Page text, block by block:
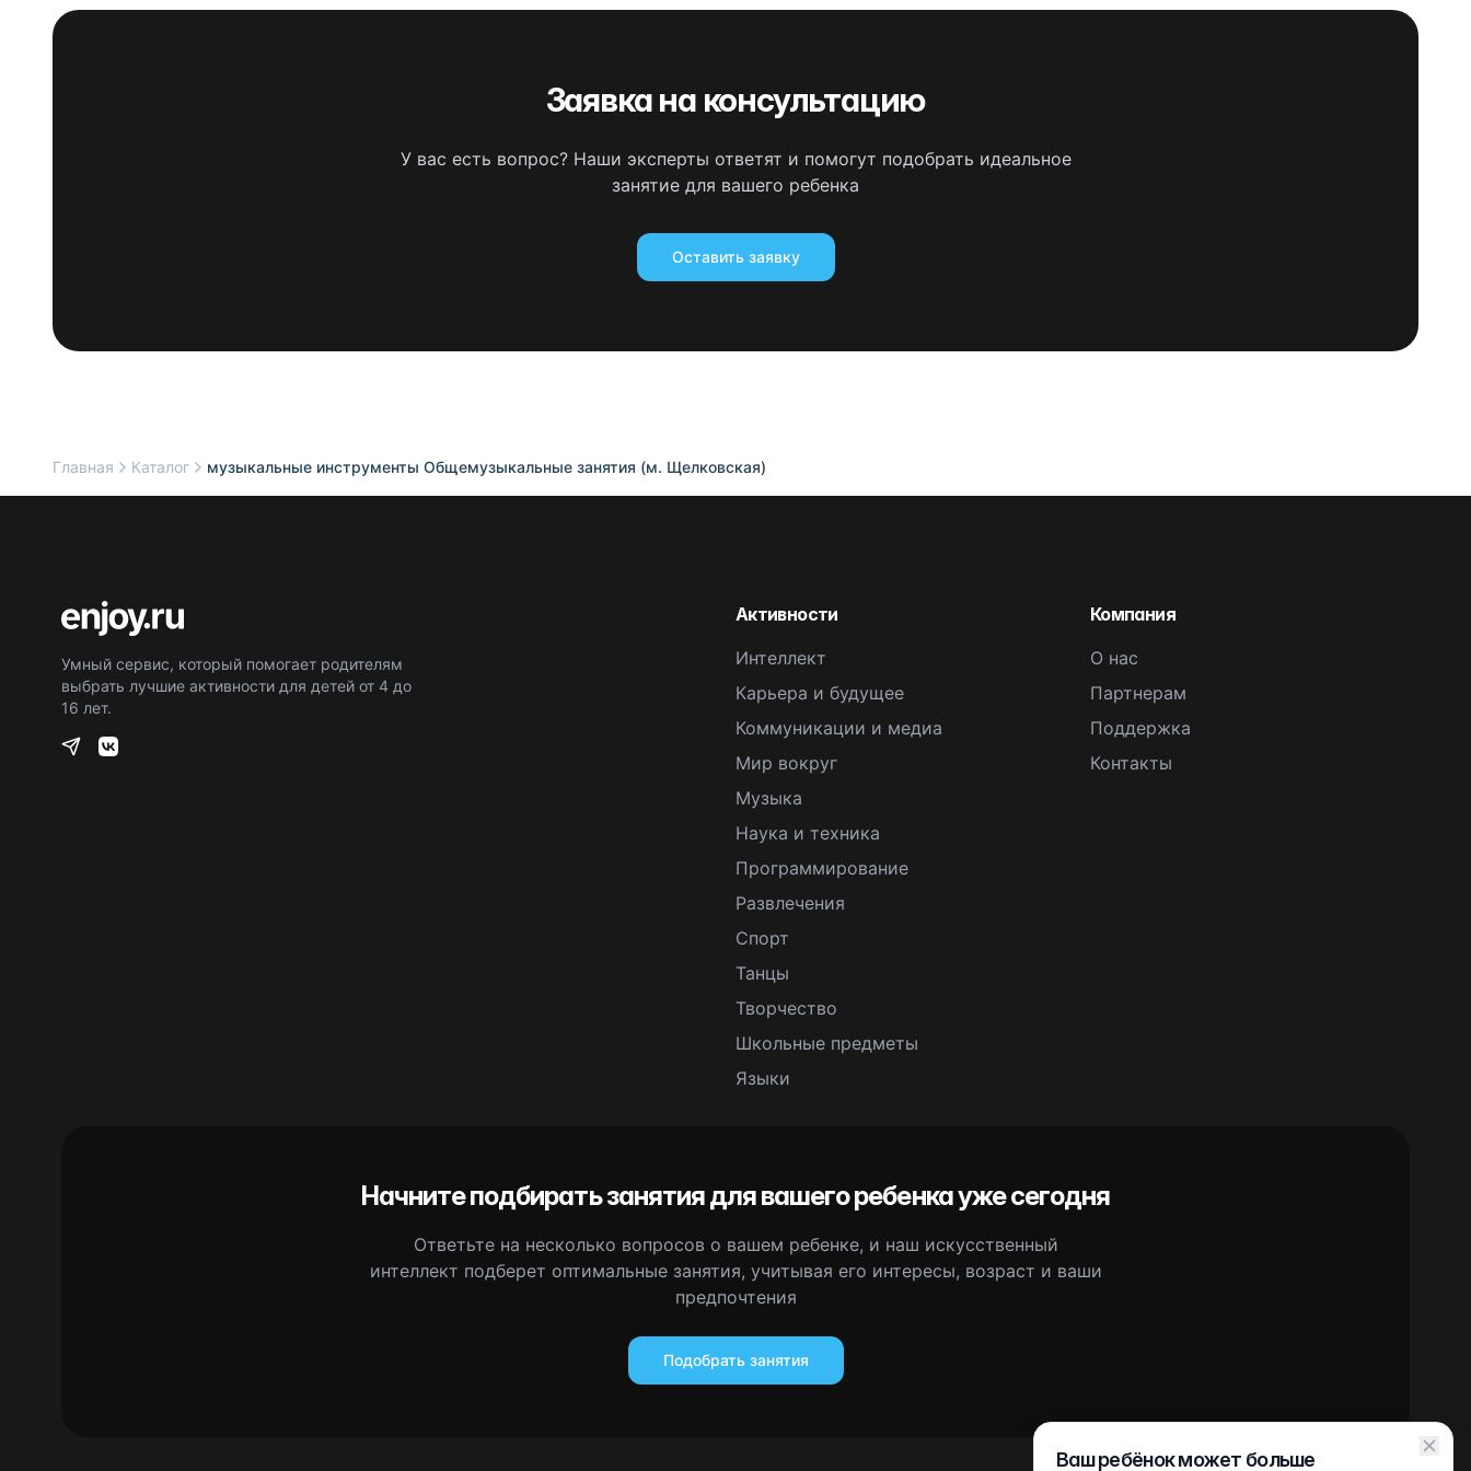
Заявка на консультацию
У вас есть вопрос? Наши эксперты ответят и помогут подобрать идеальное
занятие для вашего ребенка
Оставить заявку
Главная Каталог музыкальные инструменты Общемузыкальные занятия (м. Щелковская)
Умный сервис, который помогает родителям
выбрать лучшие активности для детей от 4 до
16 лет.
Активности
Интеллект
Карьера и будущее
Коммуникации и медиа
Мир вокруг
Музыка
Наука и техника
Программирование
Развлечения
Спорт
Танцы
Творчество
Школьные предметы
Языки
Компания
О нас
Партнерам
Поддержка
Контакты
Начните подбирать занятия для вашего ребенка уже сегодня
Ответьте на несколько вопросов о вашем ребенке, и наш искусственный
интеллект подберет оптимальные занятия, учитывая его интересы, возраст и ваши
предпочтения
Подобрать занятия
Ваш ребёнок может больше